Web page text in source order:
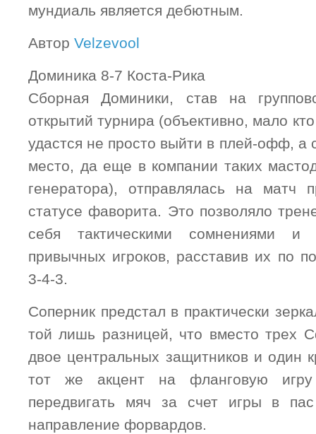
мундиаль является дебютным.
Автор Velzevool
Доминика 8-7 Коста-Рика
Сборная Доминики, став на
открытий турнира (объективно, мало
удастся не просто выйти в плей-офф, а
место, да еще в компании таких
генератора), отправлялась на матч
статусе фаворита. Это позволяло
себя тактическими сомнениями
привычных игроков, расставив их по
3-4-3.
Соперник предстал в практически
той лишь разницей, что вместо трех
двое центральных защитников и один
тот же акцент на фланговую
передвигать мяч за счет игры в
направление форвардов.